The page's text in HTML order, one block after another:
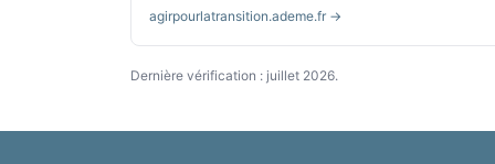
agirpourlatransition.ademe.fr →
Dernière vérification : juillet 2026.